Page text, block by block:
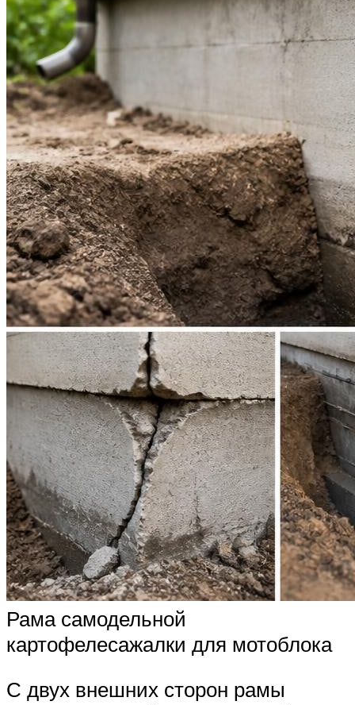
Рама самодельной
картофелесажалки для мотоблока
С двух внешних сторон рамы